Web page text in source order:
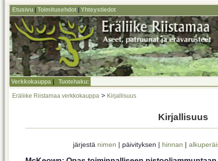
Etusivu Toimitusehdot Yhteystiedot
Verkkokauppa Tuotehaku:
Eräliike Riistamaa verkkokauppa > Kirjallisuus
Kirjallisuus
järjestä nimen | päivityksen | hinnan |